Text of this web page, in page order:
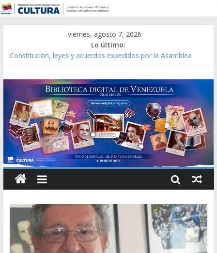
viernes, agosto 7, 2026
Lo último:
Constitución, leyes y acuerdos expedidos por la Asamblea
Modesta Bor Sánchez [material gráfico]
Gaceta Oficial de la República de Venezuela año CXXXIII Mes V,
Caracas 09 de marzo de 2006 N° 38.394
Catálogo temático de obras de Modesta Bor